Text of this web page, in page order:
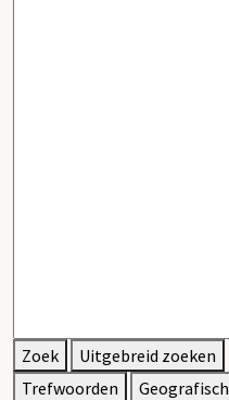
Zoek
Uitgebreid zoeken
Trefwoorden